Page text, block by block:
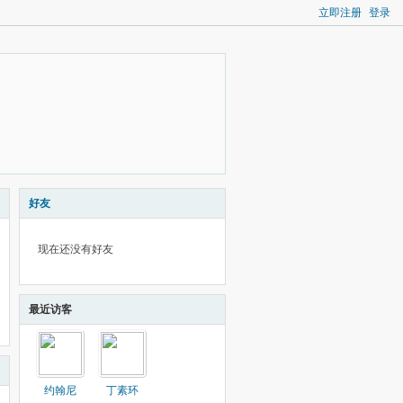
立即注册 登录
好友
现在还没有好友
最近访客
约翰尼
丁素环